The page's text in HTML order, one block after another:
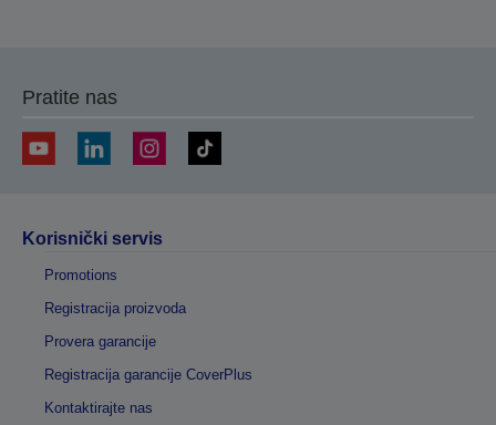
Pratite nas
Korisnički servis
Promotions
Registracija proizvoda
Provera garancije
Registracija garancije CoverPlus
Kontaktirajte nas